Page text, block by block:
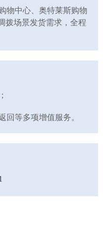
物中心、奥特莱斯购物
拨场景发货需求，全程
回等多项增值服务。